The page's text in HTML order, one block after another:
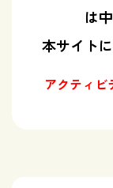
は
本サイト
アクティビ